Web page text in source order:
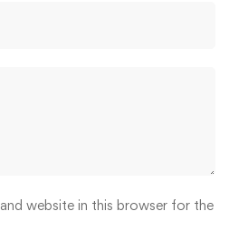
website in this browser for the